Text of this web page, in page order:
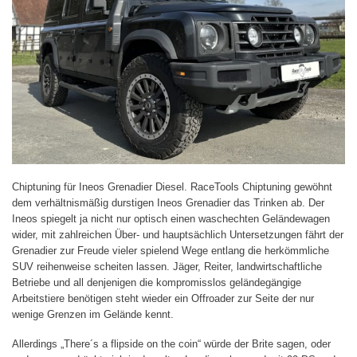
Chiptuning für Ineos Grenadier Diesel. RaceTools Chiptuning gewöhnt
dem verhältnismäßig durstigen Ineos Grenadier das Trinken ab. Der
Ineos spiegelt ja nicht nur optisch einen waschechten Geländewagen
wider, mit zahlreichen Über- und hauptsächlich Untersetzungen fährt der
Grenadier zur Freude vieler spielend Wege entlang die herkömmliche
SUV reihenweise scheiten lassen. Jäger, Reiter, landwirtschaftliche
Betriebe und all denjenigen die kompromisslos geländegängige
Arbeitstiere benötigen steht wieder ein Offroader zur Seite der nur
wenige Grenzen im Gelände kennt.
Allerdings „There´s a flipside on the coin“ würde der Brite sagen, oder